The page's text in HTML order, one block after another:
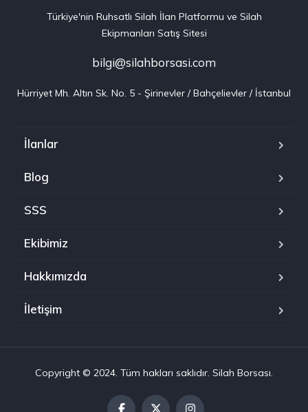
Türkiye'nin Ruhsatlı Silah İlan Platformu ve Silah
Ekipmanları Satış Sitesi
bilgi@silahborsasi.com
Hürriyet Mh. Altın Sk. No. 5 - Şirinevler / Bahçelievler / İstanbul
İlanlar
Blog
SSS
Ekibimiz
Hakkımızda
İletişim
Copyright © 2024. Tüm hakları saklıdır. Silah Borsası.